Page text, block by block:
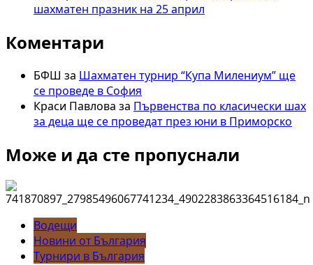
шахматен празник на 25 април
Коментари
БФШ за Шахматен турнир “Купа Милениум” ще
се проведе в София
Краси Павлова за Първенства по класически шах
за деца ще се проведат през юни в Приморско
Може и да сте пропуснали
Водещи
Новини от България
Турнири в България